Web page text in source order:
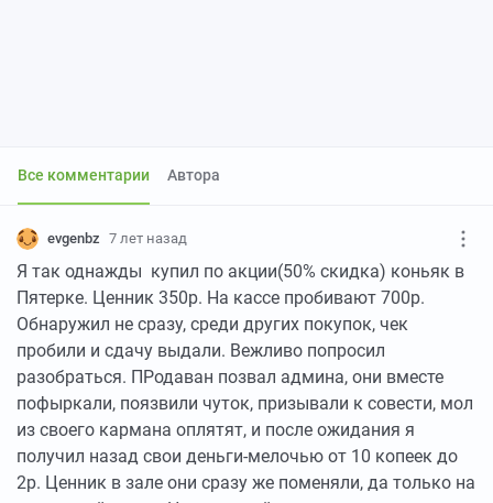
Все комментарии Автора
evgenbz 7 лет назад
Я так однажды купил по акции(50% скидка) коньяк в
Пятерке. Ценник 350р. На кассе пробивают 700р.
Обнаружил не сразу, среди других покупок, чек
пробили и сдачу выдали. Вежливо попросил
разобраться. ПРодаван позвал админа, они вместе
пофыркали, поязвили чуток, призывали к совести, мол
из своего кармана оплятят, и после ожидания я
получил назад свои деньги-мелочью от 10 копеек до
2р. Ценник в зале они сразу же поменяли, да только на